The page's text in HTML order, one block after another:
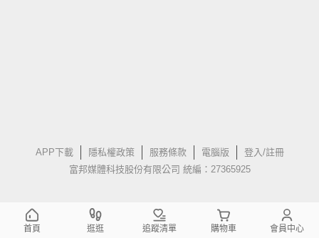
APP下載 隱私權政策 服務條款 電腦版
登入/註冊
富邦媒體科技股份有限公司 統編：27365925
首頁 逛逛 追蹤清單 購物車 會員中心